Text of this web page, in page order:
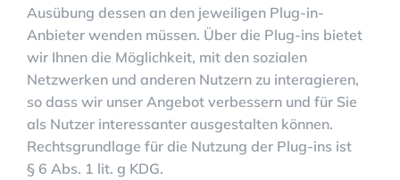
Ausübung dessen an den jeweiligen Plug-in-
Anbieter wenden müssen. Über die Plug-ins bietet
wir Ihnen die Möglichkeit, mit den sozialen
Netzwerken und anderen Nutzern zu interagieren,
so dass wir unser Angebot verbessern und für Sie
als Nutzer interessanter ausgestalten können.
Rechtsgrundlage für die Nutzung der Plug-ins ist
§ 6 Abs. 1 lit. g KDG.